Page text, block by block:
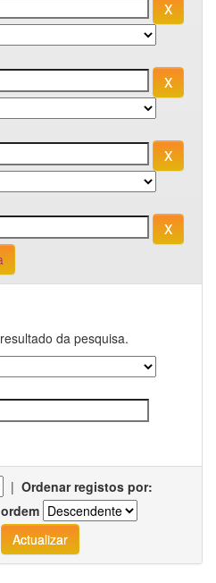
da pesquisa.
| Ordenar registos por: